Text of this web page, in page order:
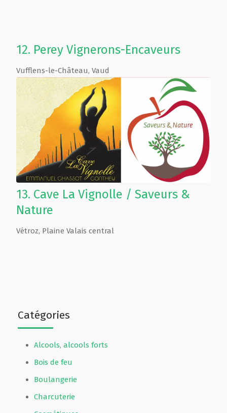
Catégories
Alcools, alcools forts
Bois de feu
Boulangerie
Charcuterie
12. Perey Vignerons-Encaveurs
Vufflens-le-Château, Vaud
13. Cave La Vignolle / Saveurs &
Nature
Vétroz, Plaine Valais central